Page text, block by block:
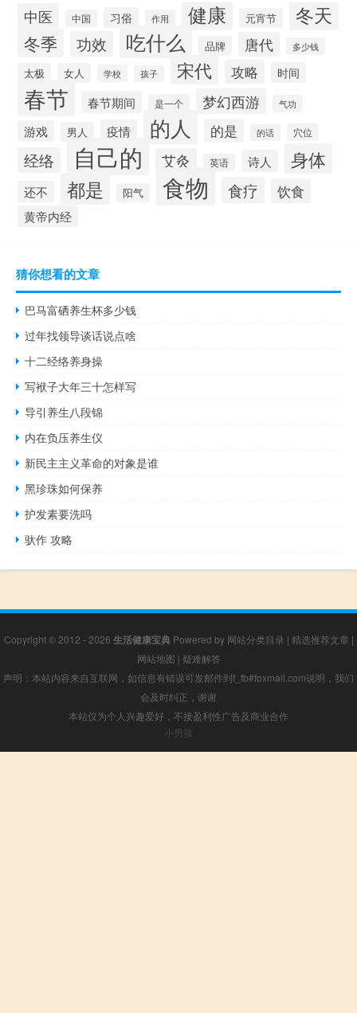
中医 中国 习俗 作用 健康 元宵节 冬天
冬季 功效 吃什么 品牌 唐代 多少钱
太极 女人 学校 孩子 宋代 攻略 时间
春节 春节期间 是一个 梦幻西游 气功
游戏 男人 疫情 的人 的是 的话 穴位
经络 自己的 艾灸 英语 诗人 身体
还不 都是 阳气 食物 食疗 饮食
黄帝内经
猜你想看的文章
巴马富硒养生杯多少钱
过年找领导谈话说点啥
十二经络养身操
写袱子大年三十怎样写
导引养生八段锦
内在负压养生仪
新民主主义革命的对象是谁
黑珍珠如何保养
护发素要洗吗
驮作 攻略
Copyright © 2012 - 2026 生活健康宝典Powered by 网站分类目录 | 精选推荐文章 |
网站地图 | 疑难解答
声明：本站内容来自互联网，如信息有错误可发邮件到f_fb#foxmail.com说明，我们
会及时纠正，谢谢
本站仅为个人兴趣爱好，不接盈利性广告及商业合作
小男孩